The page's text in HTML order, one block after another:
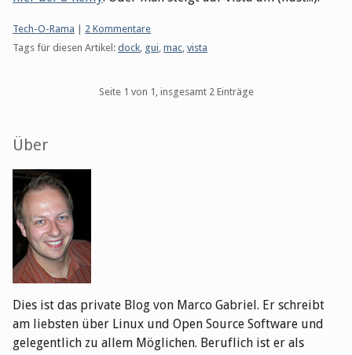
Kategorien:
Tech-O-Rama
2 Kommentare
Tags für diesen Artikel: dock, gui, mac, vista
Seite 1 von 1, insgesamt 2 Einträge
Seitenleiste
Über
Dies ist das private Blog von Marco Gabriel. Er schreibt
am liebsten über Linux und Open Source Software und
gelegentlich zu allem Möglichen. Beruflich ist er als